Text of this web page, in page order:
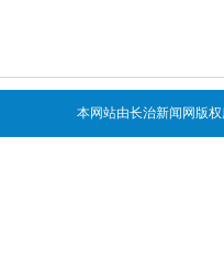
本网站由长治新闻网版